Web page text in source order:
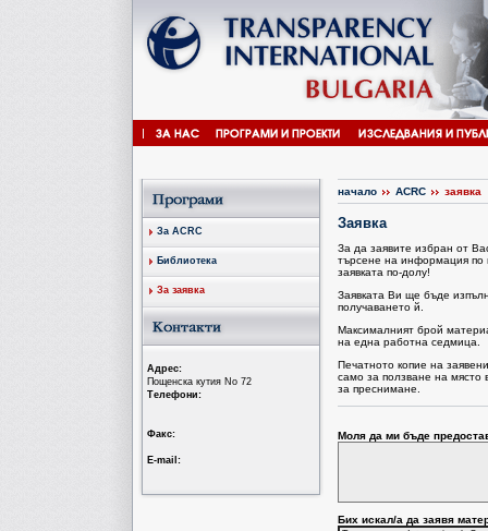
За ACRC
Библиотека
За заявка
Aдрес:
Пощенска кутия No 72
Tелефони:
Факс:
Е-mail:
начало ACRC заявка
Заявка
За да заявите избран от
търсене на информация по
заявката по-долу!
Заявката Ви ще бъде
получаването й.
Максималният брой
на една работна седмица.
Печатното копие на
само за ползване на място
за преснимане.
Моля да ми бъде
Бих искал/a да заявя